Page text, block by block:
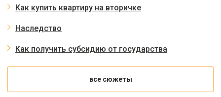
Как купить квартиру на вторичке
Наследство
Как получить субсидию от государства
все сюжеты